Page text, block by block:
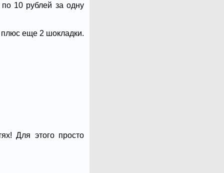
10 рублей за одну
еще 2 шокладки.
Для этого просто